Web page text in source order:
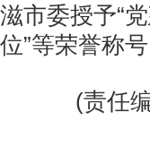
滋市委授予“
位”等荣誉称
(责任编